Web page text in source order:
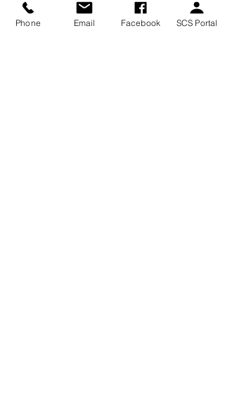
Phone Email Facebook SCS Portal